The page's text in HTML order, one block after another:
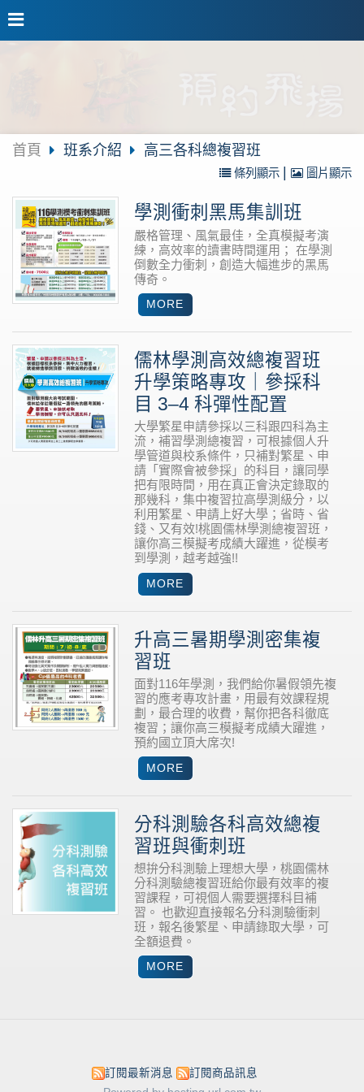
首頁 班系介紹 高三各科總複習班
條列顯示 圖片顯示
學測衝刺黑馬集訓班
嚴格管理、風氣最佳，全真模擬考演
練，高效率的讀書時間運用； 在學測
倒數全力衝刺，創造大幅進步的黑馬
傳奇。
儒林學測高效總複習班
升學策略專攻｜參採科
目 3–4 科彈性配置
大學繁星申請參採以三科跟四科為主
流，補習學測總複習，可根據個人升
學管道與校系條件，只補對繁星、申
請「實際會被參採」的科目，讓同學
把有限時間，用在真正會決定錄取的
那幾科，集中複習拉高學測級分，以
利用繁星、申請上好大學；省時、省
錢、又有效!桃園儒林學測總複習班，
讓你高三模擬考成績大躍進，從模考
到學測，越考越強!!
升高三暑期學測密集複
習班
面對116年學測，我們給你暑假領先複
習的應考專攻計畫，用最有效課程規
劃，最合理的收費，幫你把各科徹底
複習；讓你高三模擬考成績大躍進，
預約國立頂大席次!
分科測驗各科高效總複
習班與衝刺班
想拚分科測驗上理想大學，桃園儒林
分科測驗總複習班給你最有效率的複
習課程，可視個人需要選擇科目補
習。 也歡迎直接報名分科測驗衝刺
班，報名後繁星、申請錄取大學，可
全額退費。
訂閱最新消息
訂閱商品訊息